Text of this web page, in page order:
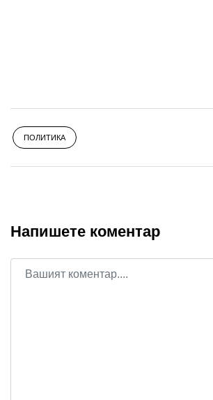
ПОЛИТИКА
Напишете коментар